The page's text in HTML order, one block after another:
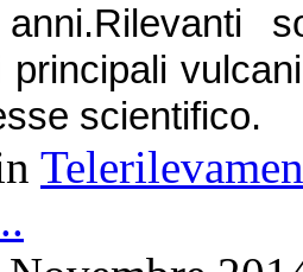
Rilevanti
principali
scientifico.